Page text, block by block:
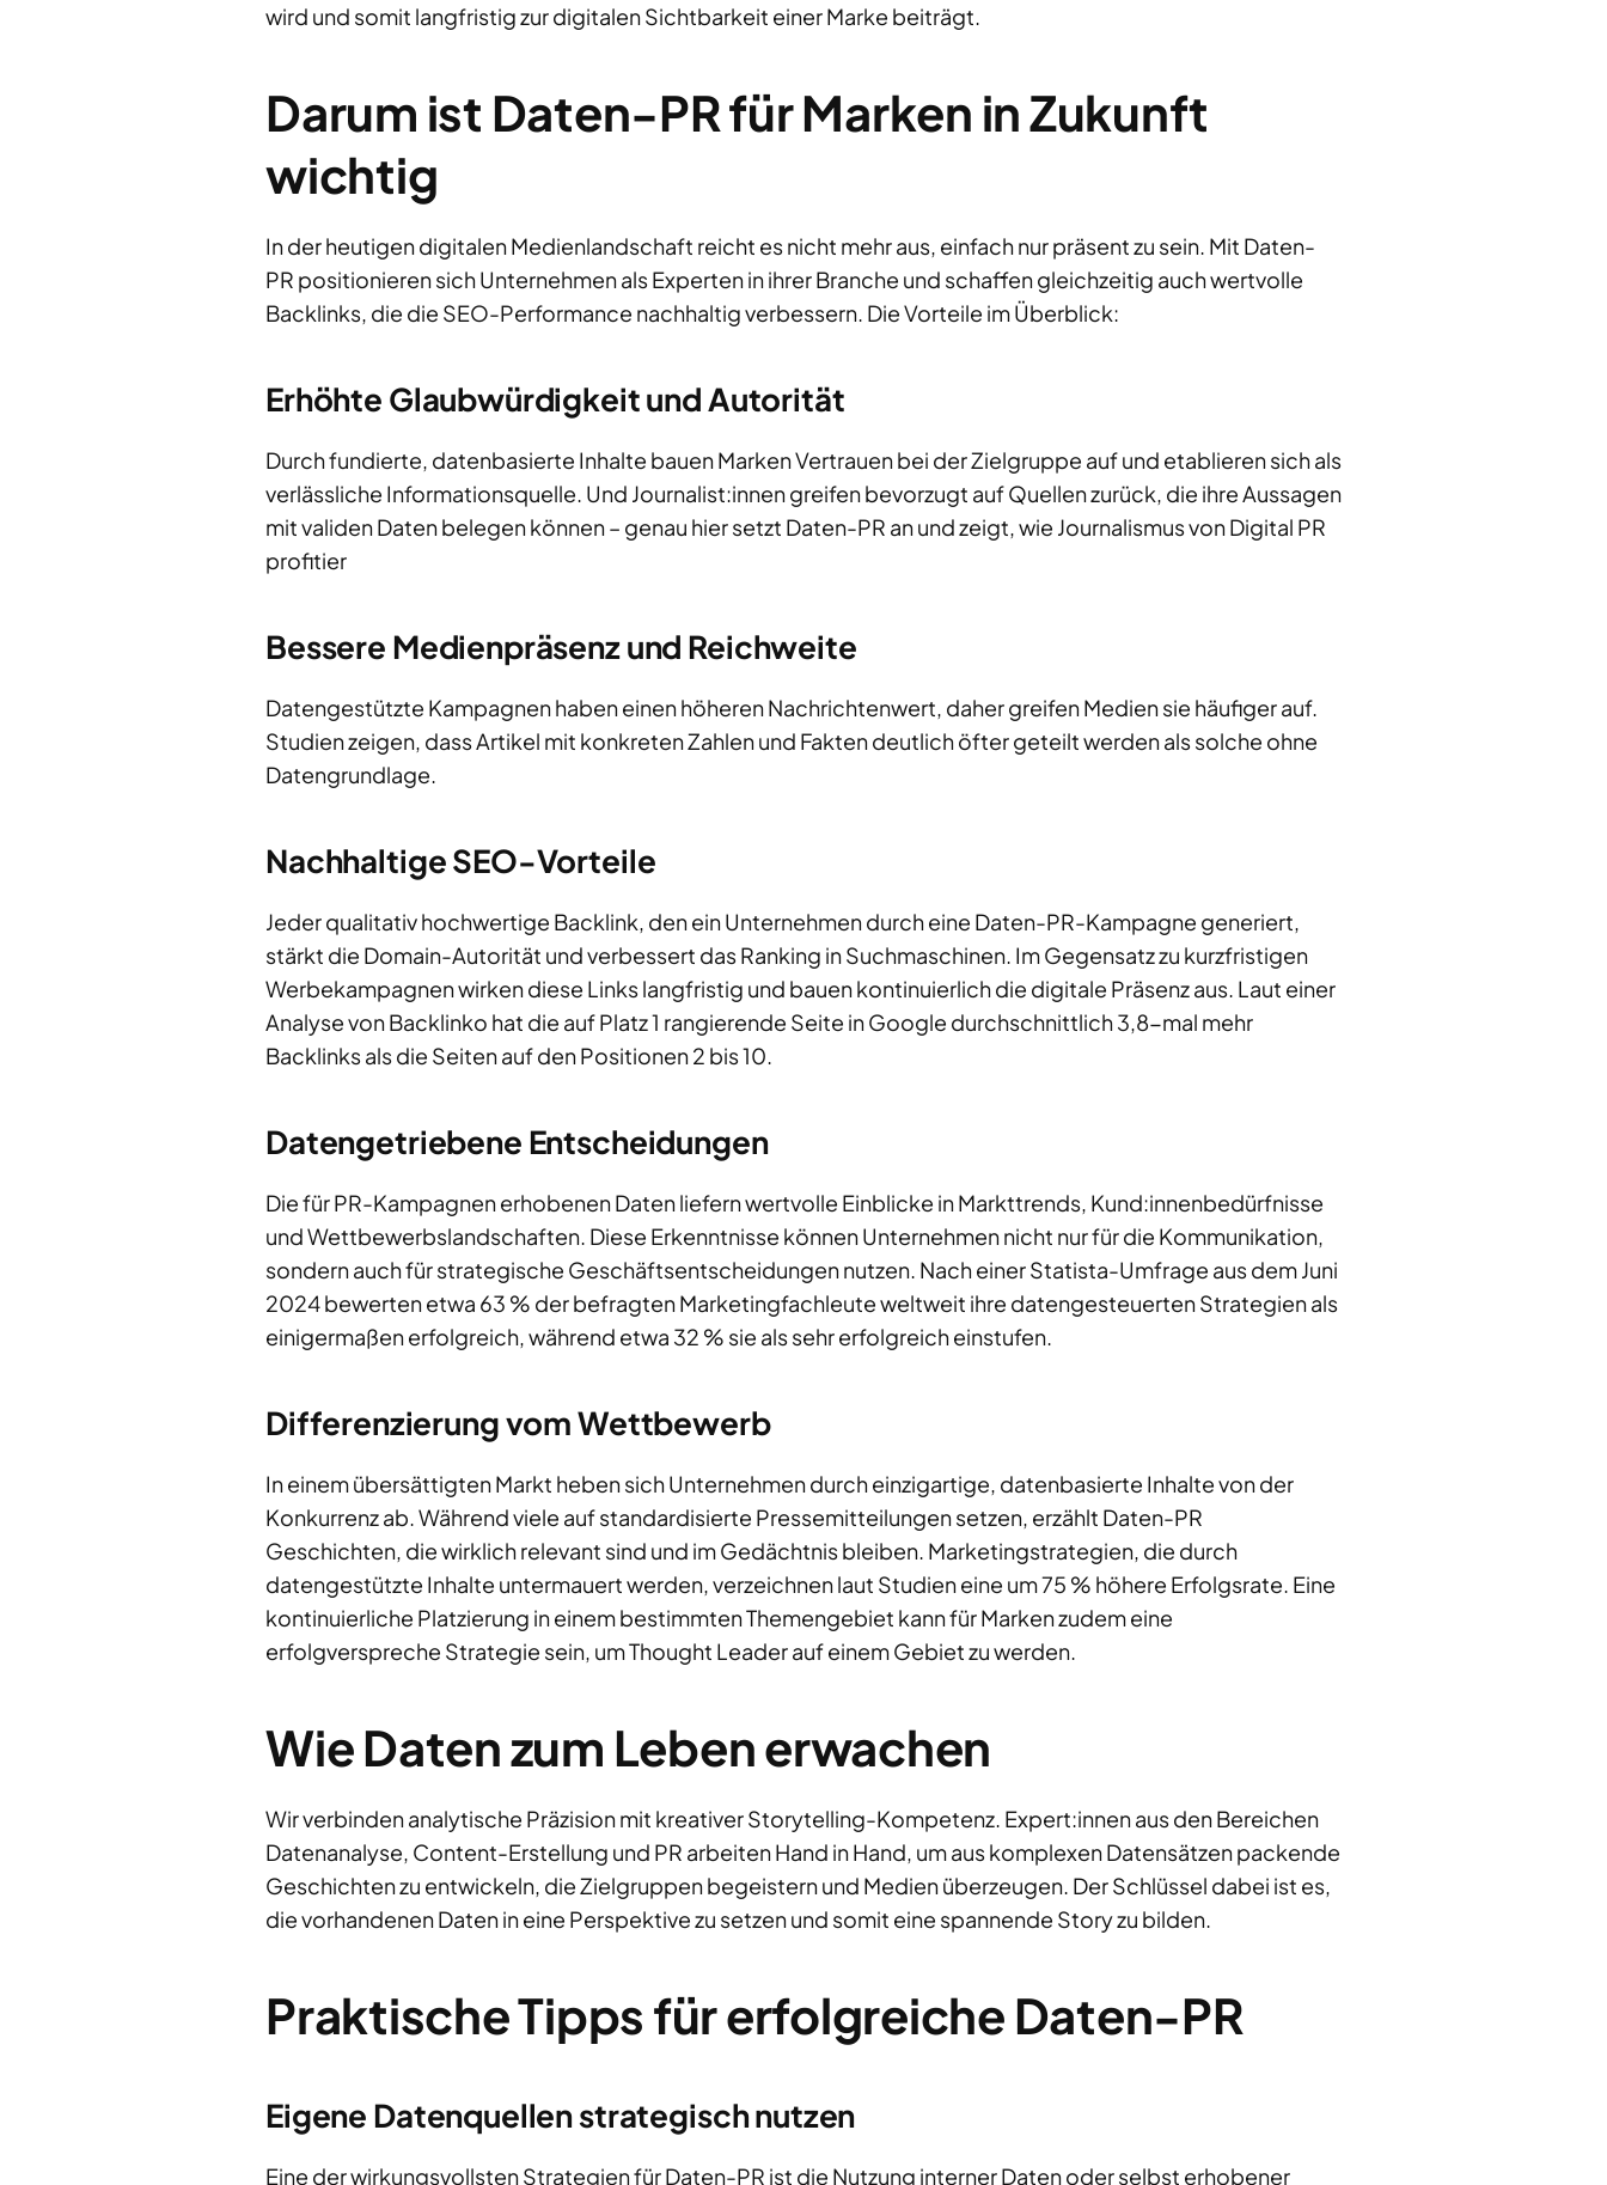
wird und somit langfristig zur digitalen Sichtbarkeit einer Marke beiträgt.
Darum ist Daten-PR für Marken in Zukunft
wichtig
In der heutigen digitalen Medienlandschaft reicht es nicht mehr aus, einfach nur präsent zu sein. Mit Daten-
PR positionieren sich Unternehmen als Experten in ihrer Branche und schaffen gleichzeitig auch wertvolle
Backlinks, die die SEO-Performance nachhaltig verbessern. Die Vorteile im Überblick:
Erhöhte Glaubwürdigkeit und Autorität
Durch fundierte, datenbasierte Inhalte bauen Marken Vertrauen bei der Zielgruppe auf und etablieren sich als
verlässliche Informationsquelle. Und Journalist:innen greifen bevorzugt auf Quellen zurück, die ihre Aussagen
mit validen Daten belegen können – genau hier setzt Daten-PR an und zeigt, wie Journalismus von Digital PR
profitier
Bessere Medienpräsenz und Reichweite
Datengestützte Kampagnen haben einen höheren Nachrichtenwert, daher greifen Medien sie häufiger auf.
Studien zeigen, dass Artikel mit konkreten Zahlen und Fakten deutlich öfter geteilt werden als solche ohne
Datengrundlage.
Nachhaltige SEO-Vorteile
Jeder qualitativ hochwertige Backlink, den ein Unternehmen durch eine Daten-PR-Kampagne generiert,
stärkt die Domain-Autorität und verbessert das Ranking in Suchmaschinen. Im Gegensatz zu kurzfristigen
Werbekampagnen wirken diese Links langfristig und bauen kontinuierlich die digitale Präsenz aus. Laut einer
Analyse von Backlinko hat die auf Platz 1 rangierende Seite in Google durchschnittlich 3,8-mal mehr
Backlinks als die Seiten auf den Positionen 2 bis 10.
Datengetriebene Entscheidungen
Die für PR-Kampagnen erhobenen Daten liefern wertvolle Einblicke in Markttrends, Kund:innenbedürfnisse
und Wettbewerbslandschaften. Diese Erkenntnisse können Unternehmen nicht nur für die Kommunikation,
sondern auch für strategische Geschäftsentscheidungen nutzen. Nach einer Statista-Umfrage aus dem Juni
2024 bewerten etwa 63 % der befragten Marketingfachleute weltweit ihre datengesteuerten Strategien als
einigermaßen erfolgreich, während etwa 32 % sie als sehr erfolgreich einstufen.
Differenzierung vom Wettbewerb
In einem übersättigten Markt heben sich Unternehmen durch einzigartige, datenbasierte Inhalte von der
Konkurrenz ab. Während viele auf standardisierte Pressemitteilungen setzen, erzählt Daten-PR
Geschichten, die wirklich relevant sind und im Gedächtnis bleiben. Marketingstrategien, die durch
datengestützte Inhalte untermauert werden, verzeichnen laut Studien eine um 75 % höhere Erfolgsrate. Eine
kontinuierliche Platzierung in einem bestimmten Themengebiet kann für Marken zudem eine
erfolgverspreche Strategie sein, um Thought Leader auf einem Gebiet zu werden.
Wie Daten zum Leben erwachen
Wir verbinden analytische Präzision mit kreativer Storytelling-Kompetenz. Expert:innen aus den Bereichen
Datenanalyse, Content-Erstellung und PR arbeiten Hand in Hand, um aus komplexen Datensätzen packende
Geschichten zu entwickeln, die Zielgruppen begeistern und Medien überzeugen. Der Schlüssel dabei ist es,
die vorhandenen Daten in eine Perspektive zu setzen und somit eine spannende Story zu bilden.
Praktische Tipps für erfolgreiche Daten-PR
Eigene Datenquellen strategisch nutzen
Eine der wirkungsvollsten Strategien für Daten-PR ist die Nutzung interner Daten oder selbst erhobener